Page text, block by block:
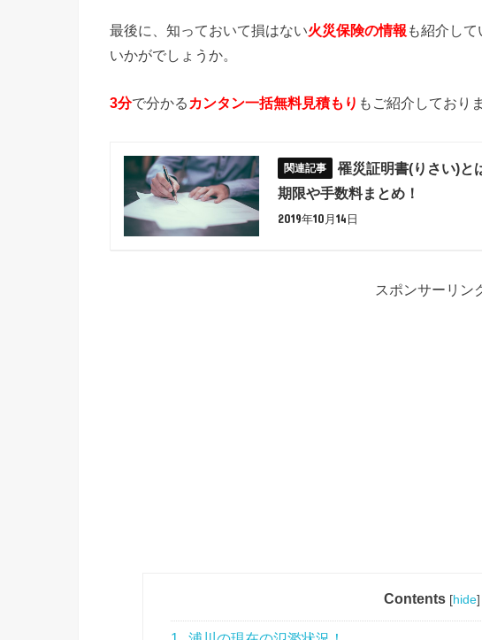
最後に、知っておいて損はない火災保険の情報 も紹介し
いかがでしょうか。
3分で分かる カンタン一括無料見積もり もご紹介しており
罹災証明書(りさい)と
期限や手数料まとめ！
2019年10月14日
スポンサーリン
Contents [hide]